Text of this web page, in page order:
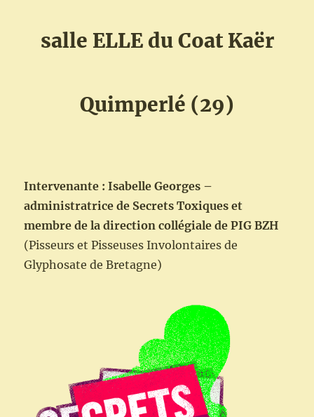
salle ELLE du Coat Kaër
Quimperlé (29)
Intervenante : Isabelle Georges –
administratrice de Secrets Toxiques et
membre de la direction collégiale de PIG BZH
(Pisseurs et Pisseuses Involontaires de
Glyphosate de Bretagne)